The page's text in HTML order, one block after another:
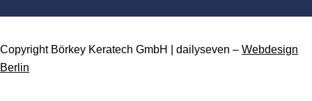
Copyright Börkey Keratech GmbH | dailyseven – Webdesign
Berlin